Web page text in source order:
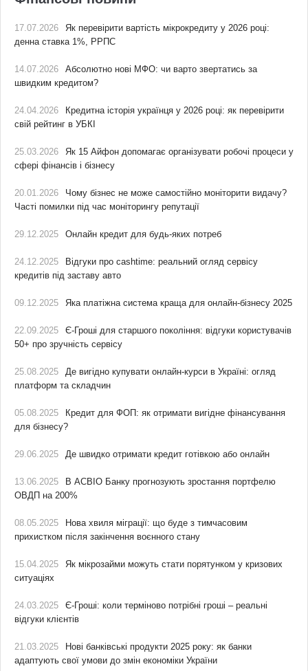
17.07.2026
Як перевірити вартість мікрокредиту у 2026 році:
денна ставка 1%, РРПС
14.07.2026
Абсолютно нові МФО: чи варто звертатись за
швидким кредитом?
24.04.2026
Кредитна історія українця у 2026 році: як перевірити
свій рейтинг в УБКІ
25.03.2026
Як 15 Айфон допомагає організувати робочі процеси у
сфері фінансів і бізнесу
20.01.2026
Чому бізнес не може самостійно моніторити видачу?
Часті помилки під час моніторингу репутації
29.12.2025 Онлайн кредит для будь-яких потреб
24.12.2025
Відгуки про cashtime: реальний огляд сервісу
кредитів під заставу авто
09.12.2025 Яка платіжна система краща для онлайн-бізнесу 2025
22.09.2025
Є-Гроші для старшого покоління: відгуки користувачів
50+ про зручність сервісу
25.08.2025
Де вигідно купувати онлайн-курси в Україні: огляд
платформ та складчин
05.08.2025
Кредит для ФОП: як отримати вигідне фінансування
для бізнесу?
29.06.2025 Де швидко отримати кредит готівкою або онлайн
13.06.2025
В АСВІО Банку прогнозують зростання портфелю
ОВДП на 200%
08.05.2025
Нова хвиля міграції: що буде з тимчасовим
прихистком після закінчення воєнного стану
15.04.2025
Як мікрозайми можуть стати порятунком у кризових
ситуаціях
24.03.2025
Є-Гроші: коли терміново потрібні гроші – реальні
відгуки клієнтів
21.03.2025
Нові банківські продукти 2025 року: як банки
адаптують свої умови до змін економіки України